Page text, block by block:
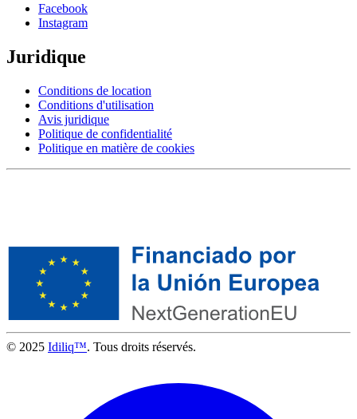
Facebook
Instagram
Juridique
Conditions de location
Conditions d'utilisation
Avis juridique
Politique de confidentialité
Politique en matière de cookies
© 2025 Idiliq™. Tous droits réservés.